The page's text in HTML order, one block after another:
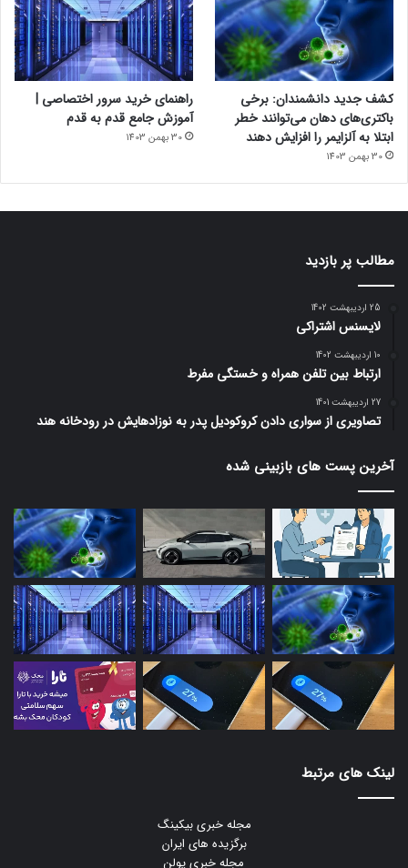
کشف جدید دانشمندان: برخی
باکتری‌های دهان می‌توانند خطر
ابتلا به آلزایمر را افزایش دهند
30 بهمن 1403
راهنمای خرید سرور اختصاصی |
آموزش جامع قدم به قدم
30 بهمن 1403
مطالب پر بازدید
25 اردیبهشت 1402
لایسنس اشتراکی
10 اردیبهشت 1402
ارتباط بین تلفن همراه و خستگی مفرط
27 اردیبهشت 1401
تصاویری از سواری دادن کروکودیل پدر به نوزادهایش در رودخانه هند
آخرین پست های بازبینی شده
لینک های مرتبط
مجله خبری بیکینگ
برگزیده های ایران
مجله خبری یولن